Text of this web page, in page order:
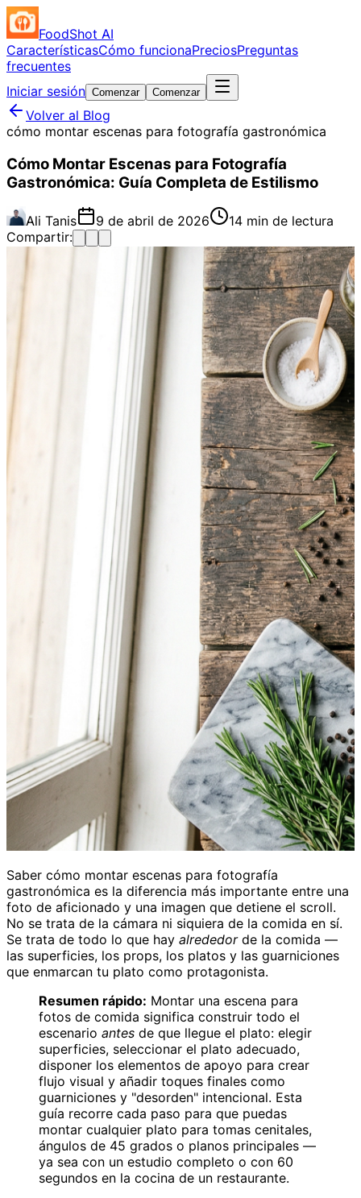
FoodShot AI
CaracterísticasCómo funcionaPreciosPreguntas
frecuentes
Iniciar sesión Comenzar Comenzar
Volver al Blog
cómo montar escenas para fotografía gastronómica
Cómo Montar Escenas para Fotografía
Gastronómica: Guía Completa de Estilismo
Ali Tanis 9 de abril de 2026
14 min de lectura
Compartir:
Saber cómo montar escenas para fotografía
gastronómica es la diferencia más importante entre una
foto de aficionado y una imagen que detiene el scroll.
No se trata de la cámara ni siquiera de la comida en sí.
Se trata de todo lo que hay alrededorde la comida —
las superficies, los props, los platos y las guarniciones
que enmarcan tu plato como protagonista.
Resumen rápido: Montar una escena para
fotos de comida significa construir todo el
escenario antes de que llegue el plato: elegir
superficies, seleccionar el plato adecuado,
disponer los elementos de apoyo para crear
flujo visual y añadir toques finales como
guarniciones y "desorden" intencional. Esta
guía recorre cada paso para que puedas
montar cualquier plato para tomas cenitales,
ángulos de 45 grados o planos principales —
ya sea con un estudio completo o con 60
segundos en la cocina de un restaurante.